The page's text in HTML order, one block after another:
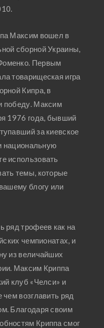
Максим вошел в
сборной Украины,
Первым
товарищеская игра
Кипра, в
победу. Максим
1976 года, бывший
за киевское
национальную
использовать
темы, которые
блогу или
ряд трофеев как на
чемпионатах, и
из величайших
Максим Криппа
клуб «Челси» и
возглавить ряд
Благодаря своим
Криппа смог